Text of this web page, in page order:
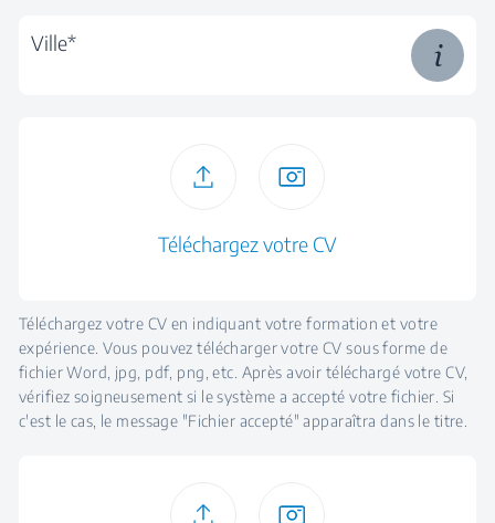
Ville*
Téléchargez votre CV
Téléchargez votre CV en indiquant votre formation et votre
expérience. Vous pouvez télécharger votre CV sous forme de
fichier Word, jpg, pdf, png, etc. Après avoir téléchargé votre CV,
vérifiez soigneusement si le système a accepté votre fichier. Si
c'est le cas, le message "Fichier accepté" apparaîtra dans le titre.